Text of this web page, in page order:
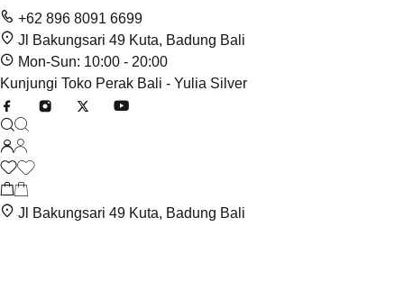
+62 896 8091 6699
Jl Bakungsari 49 Kuta, Badung Bali
Mon-Sun: 10:00 - 20:00
Kunjungi Toko Perak Bali - Yulia Silver
Jl Bakungsari 49 Kuta, Badung Bali